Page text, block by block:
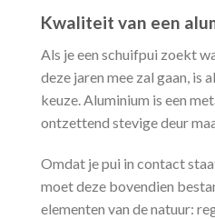
Kwaliteit van een
Als je een schuifpui zoekt
deze jaren mee zal gaan, is
keuze. Aluminium is een
ontzettend stevige deur
Omdat je pui in contact
moet deze bovendien
elementen van de natuur: